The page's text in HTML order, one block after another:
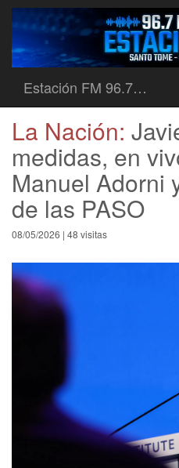
Estación FM 96.7…
La Nación:
medidas, en
Manuel Adorni
de las PASO
08/05/2026 | 48 visitas